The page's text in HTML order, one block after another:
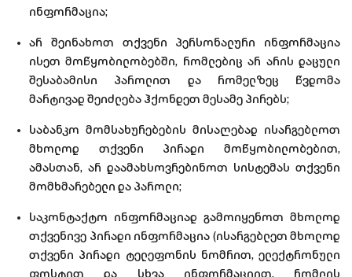
ინფორმაცია;
არ შეინახოთ თქვენი პერსონალური ინფორმაცია
ისეთ მოწყობილობებში, რომლებიც არ არის დაცული
შესაბამისი პაროლით და რომელზეც წვდომა
მარტივად შეიძლება ჰქონდეთ მესამე პირებს;
საბანკო მომსახურებების მისაღებად ისარგებლოთ
მხოლოდ თქვენი პირადი მოწყობილობებით,
ამასთან, არ დაამახსოვრებინოთ სისტემას თქვენი
მომხმარებელი და პაროლი;
საკონტაქტო ინფორმაციად გამოიყენოთ მხოლოდ
თქვენივე პირადი ინფორმაცია (ისარგებლეთ მხოლოდ
თქვენი პირადი ტელეფონის ნომრით, ელექტრონული
ფოსტით და სხვა ინფორმაციით, რომლის